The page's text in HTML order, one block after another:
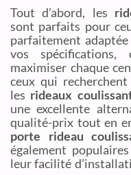
Tout d’abord, les
sont parfaits pour
parfaitement
vos
maximiser chaque
ceux qui
les rideaux
une excellente
qualité-prix tout en
porte rideau
également
leur facilité